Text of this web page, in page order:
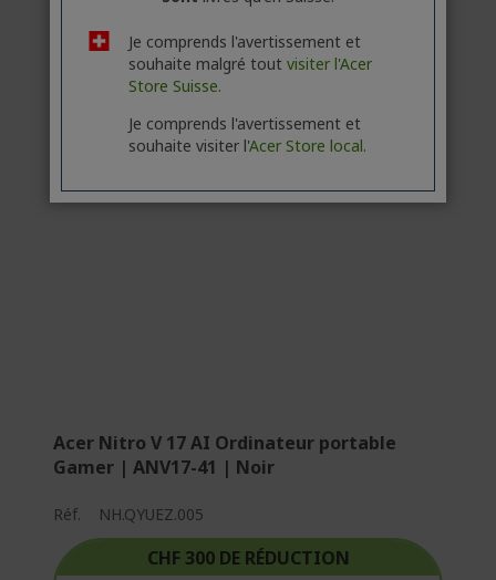
Acer Nitro V 17 AI Ordinateur portable
Gamer | ANV17-41 | Noir
Réf. NH.QYUEZ.005
CHF 300 DE RÉDUCTION
Je comprends l'avertissement et
souhaite malgré tout visiter l'Acer
Store Suisse.
Je comprends l'avertissement et
souhaite visiter l'Acer Store local.